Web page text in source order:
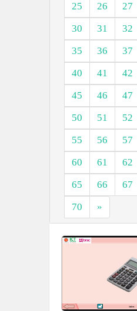
25
26 27
30
31 32
35
36 37
40
41 42
45
46 47
50
51 52
55
56 57
60
61 62
65
66 67
70
»